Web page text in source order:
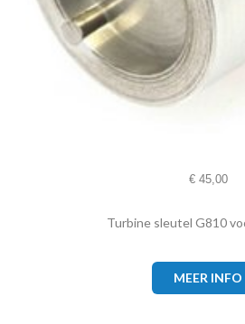
€45,00
Turbine sleutel G810
MEER INFO